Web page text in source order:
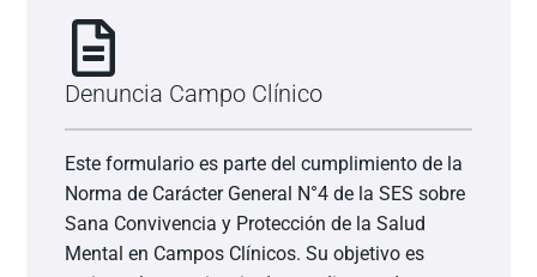
Denuncia Campo Clínico
Este formulario es parte del cumplimiento de la
Norma de Carácter General N°4 de la SES sobre
Sana Convivencia y Protección de la Salud
Mental en Campos Clínicos. Su objetivo es